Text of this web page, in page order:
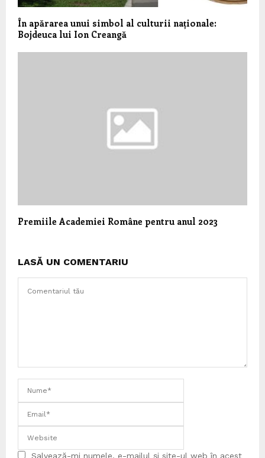
În apărarea unui simbol al culturii naționale:
Bojdeuca lui Ion Creangă
Premiile Academiei Române pentru anul 2023
LASĂ UN COMENTARIU
Salvează-mi numele, e-mailul și site-ul web în acest